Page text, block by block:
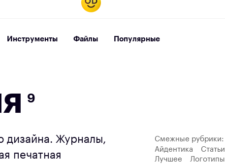
Инструменты Файлы Популярные
я 9
дизайна. Журналы,
печатная
Смежные рубрики:
Айдентика
Статьи
Лучшее
Логотипы